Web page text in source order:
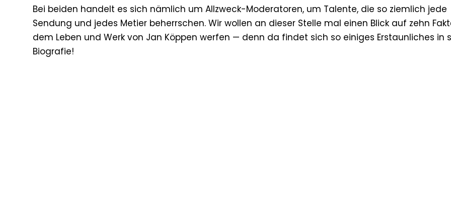
Bei beiden handelt es sich nämlich um Allzweck-Moderatoren, um Talente, die so ziemlich jede
Sendung und jedes Metier beherrschen. Wir wollen an dieser Stelle mal einen Blick auf zehn
dem Leben und Werk von Jan Köppen werfen — denn da findet sich so einiges Erstaunliches in
Biografie!